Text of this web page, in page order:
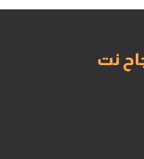
نت